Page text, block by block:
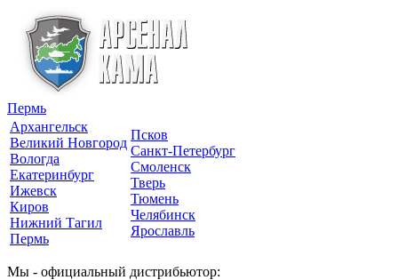
Пермь
Архангельск
Великий Новгород
Вологда
Екатеринбург
Ижевск
Киров
Нижний Тагил
Пермь
Псков
Санкт-Петербург
Смоленск
Тверь
Тюмень
Челябинск
Ярославль
Мы - официальный дистрибьютор: